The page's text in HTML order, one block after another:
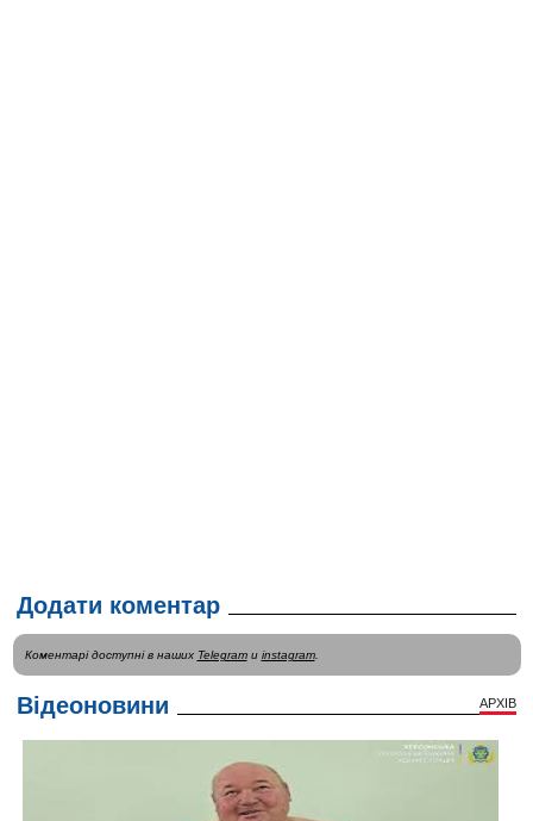
Додати коментар
Коментарі доступні в наших Telegramи instagram.
Відеоновини АРХІВ